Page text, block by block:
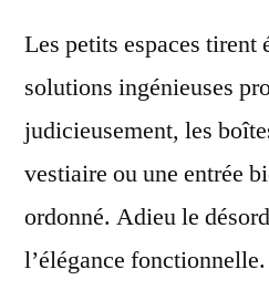
Les petits espaces tirent
solutions ingénieuses
judicieusement, les
vestiaire ou une entrée
ordonné. Adieu le
l’élégance fonctionnelle.